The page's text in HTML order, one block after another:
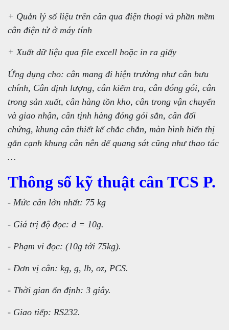
+ Quản lý số liệu trên cân qua điện thoại và phần mềm
cân điện tử ở máy tính
+ Xuất dữ liệu qua file excell hoặc in ra giấy
Ứng dụng cho: cân mang đi hiện trường như cân bưu
chính, Cân định lượng, cân kiểm tra, cân đóng gói, cân
trong sản xuất, cân hàng tồn kho, cân trong vận chuyển
và giao nhận, cân tịnh hàng đóng gói sẳn, cân đối
chứng, khung cân thiết kế chắc chắn, màn hình hiển thị
gắn cạnh khung cân nên dể quang sát cũng như thao tác
…
Thông số kỹ thuật cân TCS P.
- Mức cân lớn nhất: 75 kg
- Giá trị độ đọc: d = 10g.
- Phạm vi đọc: (10g tới 75kg).
- Đơn vị cân: kg, g, lb, oz, PCS.
- Thời gian ổn định: 3 giây.
- Giao tiếp: RS232.